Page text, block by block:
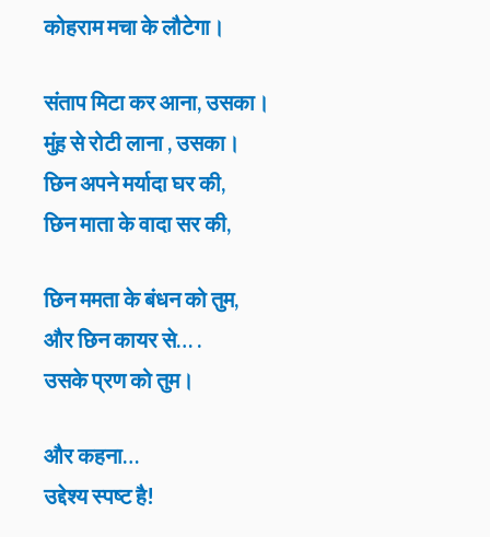
कोहराम मचा के लौटेगा।
संताप मिटा कर आना, उसका।
मुंह से रोटी लाना , उसका।
छिन अपने मर्यादा घर की,
छिन माता के वादा सर की,
छिन ममता के बंधन को तुम,
और छिन कायर से… .
उसके प्रण को तुम।
और कहना…
उद्देश्य स्पष्ट है!